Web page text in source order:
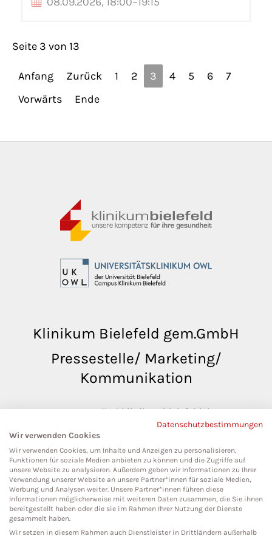
Seite 3 von 13
Anfang Zurück 1 2 3 4 5 6
7
Vorwärts
Ende
Klinikum Bielefeld gem.GmbH
Pressestelle/ Marketing/
Kommunikation
pressestelle@klinikumbielefeld.de
Teutoburger Str. 50
33604 Bielefeld
Social Media
Datenschutzbestimmungen
Wir verwenden Cookies
Wir verwenden Cookies, um Inhalte und Anzeigen zu personalisieren,
Funktionen für soziale Medien anbieten zu können und die Zugriffe auf
unsere Website zu analysieren. Außerdem geben wir Informationen zu Ihrer
Verwendung unserer Website an unsere Partner*innen für soziale Medien,
Werbung und Analysen weiter. Unsere Partner*innen führen diese
Informationen möglicherweise mit weiteren Daten zusammen, die Sie ihnen
bereitgestellt haben oder die sie im Rahmen Ihrer Nutzung der Dienste
gesammelt haben.
Wir setzen in diesem Rahmen auch Dienstleister in Drittländern außerhalb